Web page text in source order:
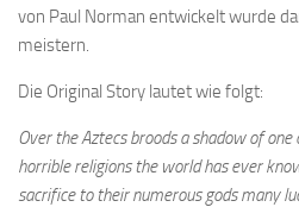
von Paul Norman entwickelt wurde
meistern.
Die Original Story lautet wie folgt:
Over the Aztecs broods a shadow of
horrible religions the world has ever
sacrifice to their numerous gods many